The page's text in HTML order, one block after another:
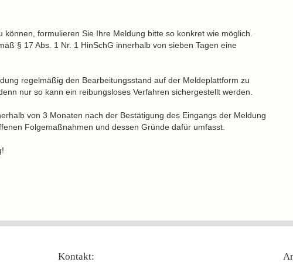
formulieren Sie Ihre Meldung bitte so konkret wie möglich.
§ 17 Abs. 1 Nr. 1 HinSchG innerhalb von sieben Tagen eine
regelmäßig den Bearbeitungsstand auf der Meldeplattform zu
nur so kann ein reibungsloses Verfahren sichergestellt werden.
von 3 Monaten nach der Bestätigung des Eingangs der Meldung
Folgemaßnahmen und dessen Gründe dafür umfasst.
Kontakt: